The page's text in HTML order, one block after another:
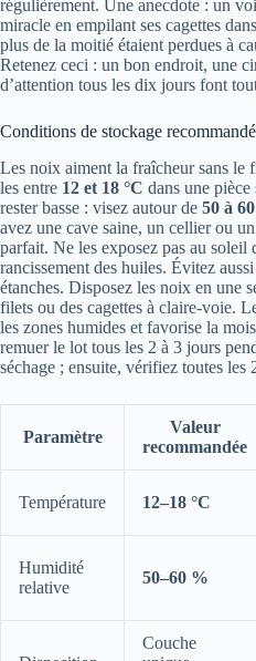
régulièrement. Une anecdote : un
miracle en empilant ses cagettes
plus de la moitié étaient perdues à
Retenez ceci : un bon endroit, une
d’attention tous les dix jours font
Conditions de stockage
Les noix aiment la fraîcheur sans le
les entre 12 et 18 °C dans une
rester basse : visez autour de 50 à
avez une cave saine, un cellier ou
parfait. Ne les exposez pas au soleil
rancissement des huiles. Évitez
étanches. Disposez les noix en une
filets ou des cagettes à claire-voie.
les zones humides et favorise la
remuer le lot tous les 2 à 3 jours
séchage ; ensuite, vérifiez toutes les
Paramètre
Valeur
recommandée
Température 12–18 °C
Humidité
relative
50–60 %
Couche